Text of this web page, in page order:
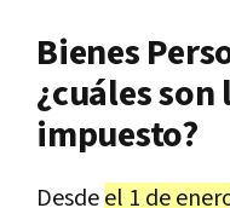
Bienes
¿cuáles
impuesto?
Desdeel 1 de